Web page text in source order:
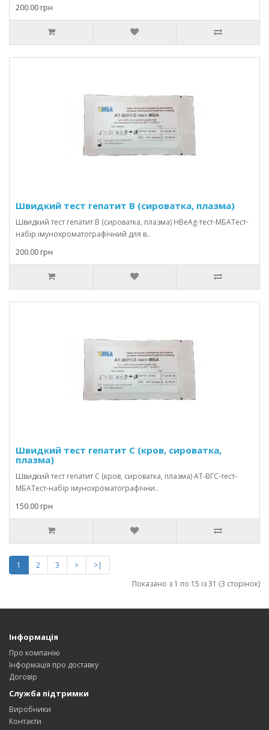
200.00 грн
Швидкий тест гепатит В (сироватка, плазма)
Швидкий тест гепатит В (сироватка, плазма) HBеAg-тест-МБАТест-
набір імунохроматографічний для в..
200.00 грн
Швидкий тест гепатит С (кров, сироватка,
плазма)
Швидкий тест гепатит С (кров, сироватка, плазма) АТ-ВГС-тест-
МБАТест-набір імунохроматографічни..
150.00 грн
1 2 3 >
>|
Показано з 1 по 15 із 31 (3 сторінок)
Інформація
Про компанію
Інформація про доставку
Договір
Служба підтримки
Виробники
Контакти